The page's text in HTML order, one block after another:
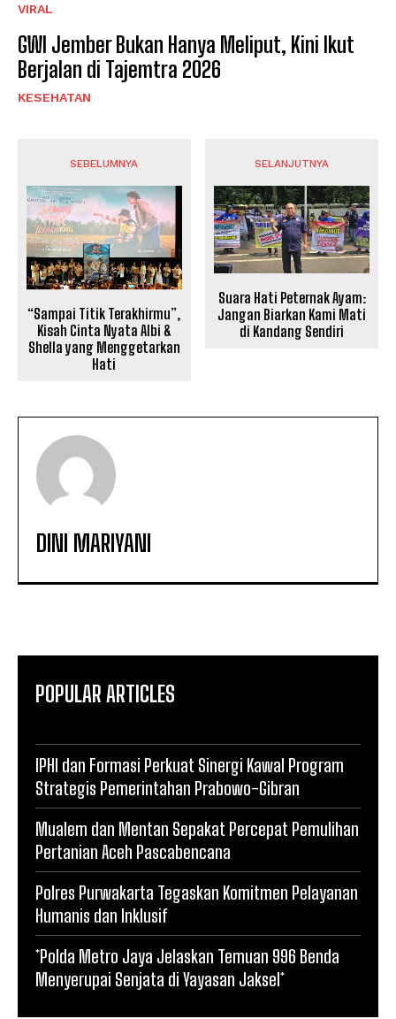
VIRAL
GWI Jember Bukan Hanya Meliput, Kini Ikut
Berjalan di Tajemtra 2026
KESEHATAN
SEBELUMNYA
“Sampai Titik Terakhirmu”,
Kisah Cinta Nyata Albi &
Shella yang Menggetarkan
Hati
SELANJUTNYA
Suara Hati Peternak Ayam:
Jangan Biarkan Kami Mati
di Kandang Sendiri
DINI MARIYANI
POPULAR ARTICLES
IPHI dan Formasi Perkuat Sinergi Kawal Program
Strategis Pemerintahan Prabowo-Gibran
Mualem dan Mentan Sepakat Percepat Pemulihan
Pertanian Aceh Pascabencana
Polres Purwakarta Tegaskan Komitmen Pelayanan
Humanis dan Inklusif
*Polda Metro Jaya Jelaskan Temuan 996 Benda
Menyerupai Senjata di Yayasan Jaksel*